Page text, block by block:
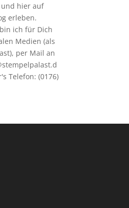
und hier auf
erleben.
ich für Dich
Medien (als
per Mail an
Telefon: (0176)